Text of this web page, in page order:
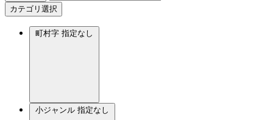
カテゴリ選択
町村字 指定なし
小ジャンル 指定なし